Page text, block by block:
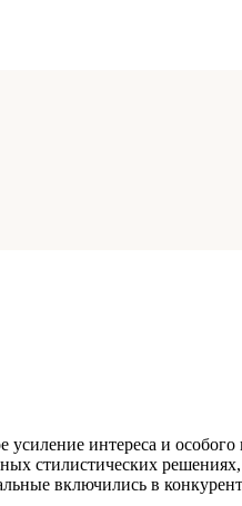
интереса и
стилистических
включились в